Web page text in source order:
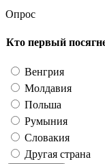
Опрос
Кто первый
Венгрия
Молдавия
Польша
Румыния
Словакия
Другая страна